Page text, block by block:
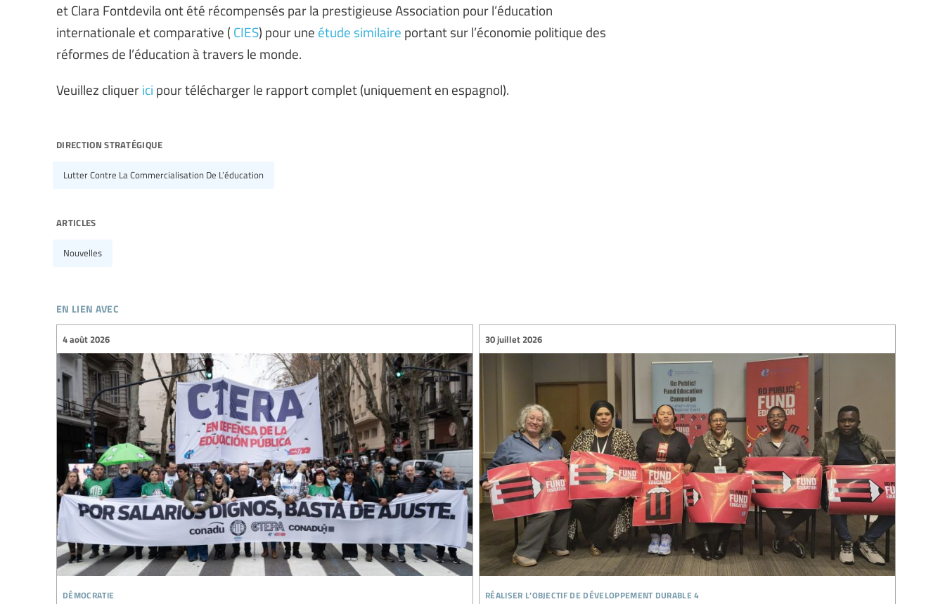
et Clara Fontdevila ont été récompensés par la prestigieuse Association pour l’éducation
internationale et comparative ( CIES) pour une étude similaire portant sur l’économie politique des
réformes de l’éducation à travers le monde.
Veuillez cliquerici pour télécharger le rapport complet (uniquement en espagnol).
direction stratégique
Lutter Contre La Commercialisation De L’éducation
articles
Nouvelles
en lien avec
démocratie
4 août 2026
réaliser l’objectif de développement durable 4
30 juillet 2026